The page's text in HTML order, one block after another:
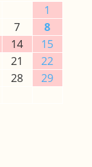
1
7
8
14
15
21
22
28
29